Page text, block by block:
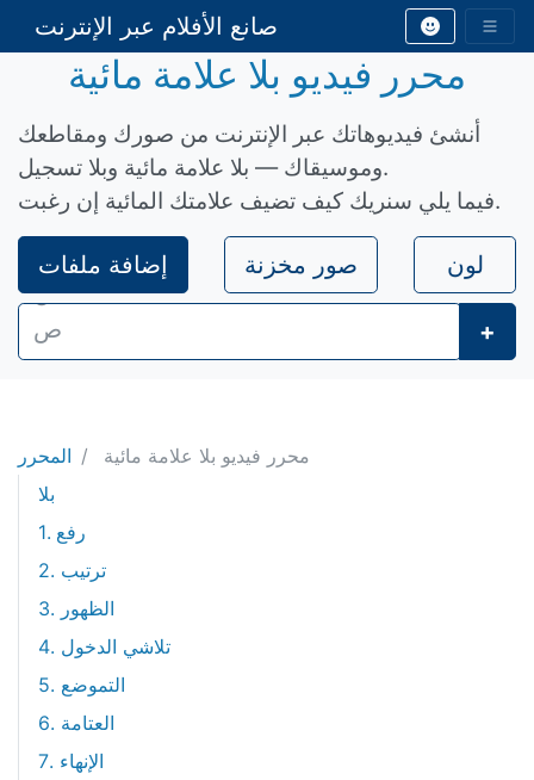
صانع الأفلام عبر الإنترنت
محرر فيديو بلا علامة مائية
أنشئ فيديوهاتك عبر الإنترنت من صورك ومقاطعك
وموسيقاك — بلا علامة مائية وبلا تسجيل.
فيما يلي سنريك كيف تضيف علامتك المائية إن رغبت.
إضافة ملفات صور مخزنة لون
+
المحرر
محرر فيديو بلا علامة مائية
بلا
1. رفع
2. ترتيب
3. الظهور
4. تلاشي الدخول
5. التموضع
6. العتامة
7. الإنهاء